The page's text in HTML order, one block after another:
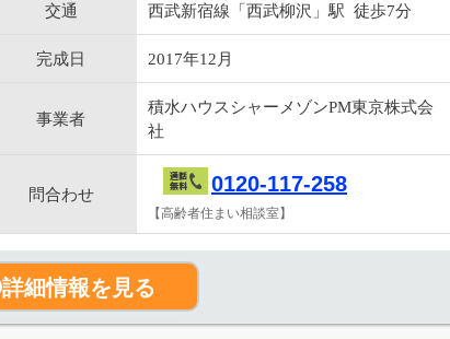
交通 西武新宿線「西武柳沢」駅 徒歩7分
完成日 2017年12月
事業者
積水ハウスシャーメゾンPM東京株式会
社
問合わせ 0120-117-258
【高齢者住まい相談室】
詳細情報を見る